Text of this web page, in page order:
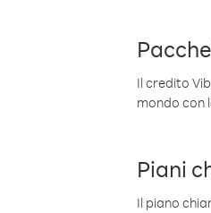
Il credito
mondo con
Piani
Il piano